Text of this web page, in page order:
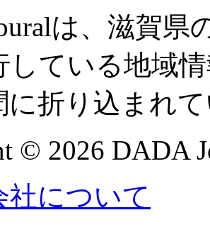
は、滋賀県
している地域
に折り込まれ
© 2026 DADA
社について